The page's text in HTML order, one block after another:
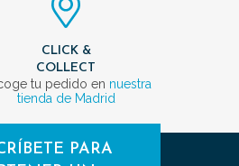
CLICK &
COLLECT
tu pedido en nuestra
tienda de Madrid
PARA